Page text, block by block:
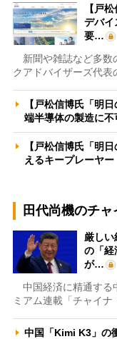
【戸
デバイ
要…
新聞や雑誌など多数
クアドバイザーズ代表
【戸松信博氏「明
端半導体の製造に
【戸松信博氏「明
えるキープレーヤ
田代尚機のチ
厳しい
の「
が…
中国経済に精通する
ミアム連載「チャイ
中国「Kimi K3」の